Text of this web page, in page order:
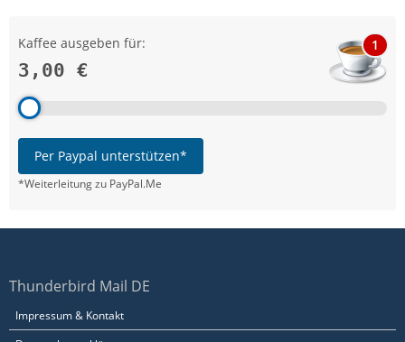
Kaffee ausgeben für:
3,00 €
1
Per Paypal unterstützen*
*Weiterleitung zu PayPal.Me
Thunderbird Mail DE
Impressum & Kontakt